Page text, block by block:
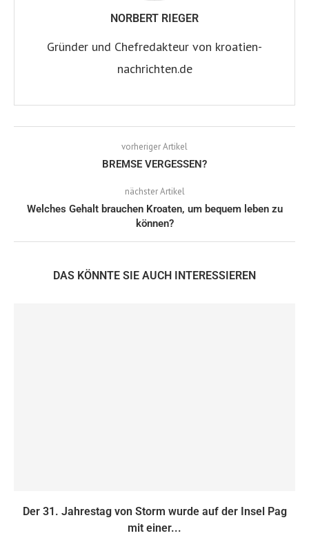
NORBERT RIEGER
Gründer und Chefredakteur von kroatien-
nachrichten.de
vorheriger Artikel
BREMSE VERGESSEN?
nächster Artikel
Welches Gehalt brauchen Kroaten, um bequem leben zu
können?
DAS KÖNNTE SIE AUCH INTERESSIEREN
Der 31. Jahrestag von Storm wurde auf der Insel Pag
mit einer...